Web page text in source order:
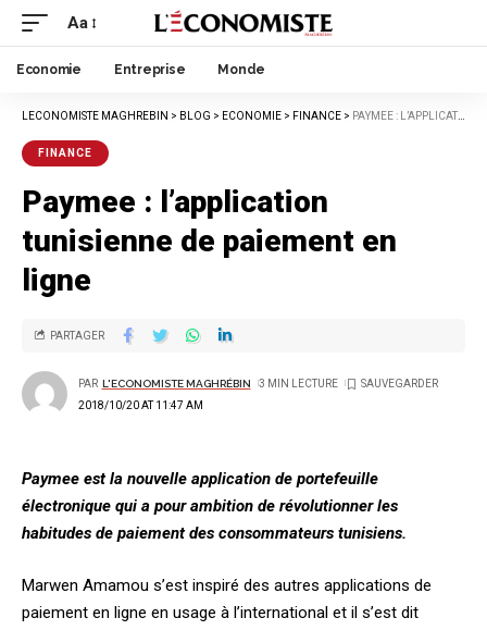
Aa
Economie Entreprise Monde
LECONOMISTE MAGHREBIN > BLOG > ECONOMIE > FINANCE > PAYMEE : L’APPLICATION TUNISIENNE DE PAIEMENT EN LIGNE
FINANCE
Paymee : l’application
tunisienne de paiement en
ligne
2018/10/20 AT 11:47 AM
PAR L'ECONOMISTE MAGHRÉBIN 3 MIN LECTURE
PARTAGER
Paymee est la nouvelle application de portefeuille
électronique qui a pour ambition de révolutionner les
habitudes de paiement des consommateurs tunisiens.
Marwen Amamou s’est inspiré des autres applications de
paiement en ligne en usage à l’international et il s’est dit